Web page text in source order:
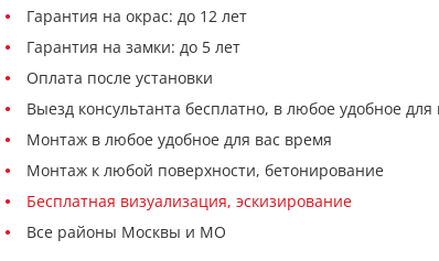
Гарантия на окрас: до 12 лет
Гарантия на замки: до 5 лет
Оплата после установки
Выезд консультанта бесплатно, в любое удобное для
Монтаж в любое удобное для вас время
Монтаж к любой поверхности, бетонирование
Бесплатная визуализация, эскизирование
Все районы Москвы и МО